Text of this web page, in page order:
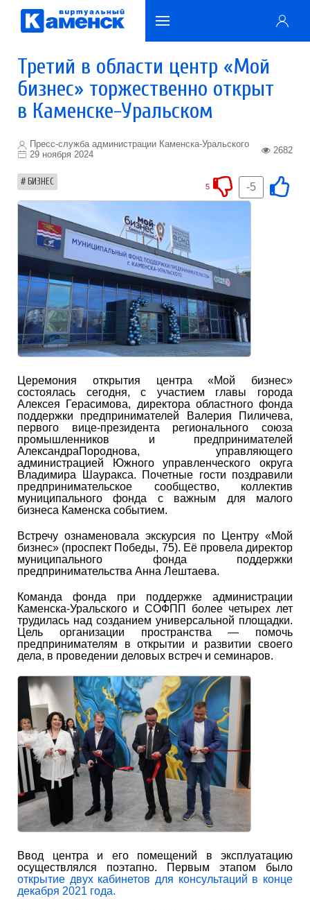
Третий в области центр «Мой
бизнес» торжественно открыт
в Каменске-Уральском
Пресс-служба администрации Каменска-Уральского
29 ноября 2024
2682
БИЗНЕС -5
5
Церемония открытия центра «Мой бизнес»
состоялась сегодня, с участием главы города
Алексея Герасимова, директора областного фонда
поддержки предпринимателей Валерия Пиличева,
первого вице-президента регионального союза
промышленников и предпринимателей
АлександраПороднова, управляющего
администрацией Южного управленческого округа
Владимира Шауракса. Почетные гости поздравили
предпринимательское сообщество, коллектив
муниципального фонда с важным для малого
бизнеса Каменска событием.
Встречу ознаменовала экскурсия по Центру «Мой
бизнес» (проспект Победы, 75). Её провела директор
муниципального фонда поддержки
предпринимательства Анна Лештаева.
Команда фонда при поддержке администрации
Каменска-Уральского и СОФПП более четырех лет
трудилась над созданием универсальной площадки.
Цель организации пространства — помочь
предпринимателям в открытии и развитии своего
дела, в проведении деловых встреч и семинаров.
Ввод центра и его помещений в эксплуатацию
осуществлялся поэтапно. Первым этапом было
открытие двух кабинетов для консультаций в конце
декабря 2021 года.